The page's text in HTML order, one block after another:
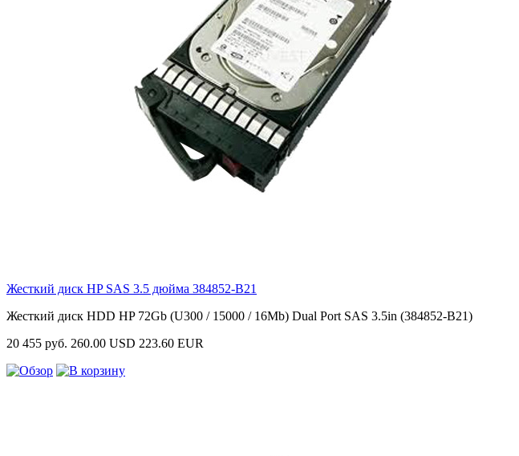
Жесткий диск HP SAS 3.5 дюйма 384852-B21
Жесткий диск HDD HP 72Gb (U300 / 15000 / 16Mb) Dual Port SAS 3.5in (384852-B21)
20 455 руб. 260.00 USD 223.60 EUR